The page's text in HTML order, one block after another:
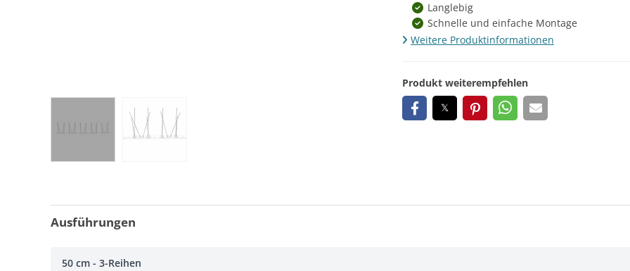
Langlebig
Schnelle und einfache Montage
Weitere Produktinformationen
Produkt weiterempfehlen
Ausführungen
50 cm - 3-Reihen